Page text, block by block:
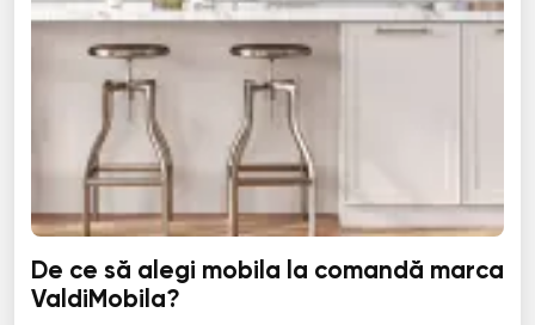
De ce să alegi mobila la comandă marca
ValdiMobila?